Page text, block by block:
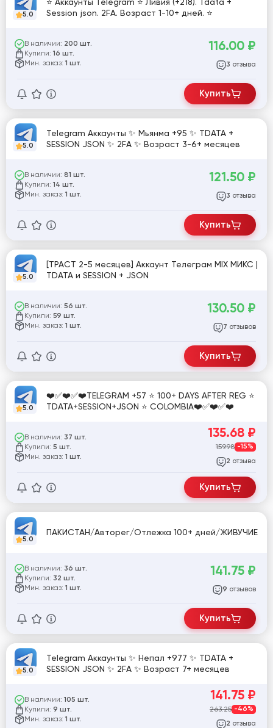
5.0
⭐ Аккаунты Telegram ⭐ Ливия (+218). Tdata +
Session json. 2FA. Возраст 1-10+ дней. ⭐
В наличии: 200 шт.
Купили: 16 шт.
Мин. заказ: 1 шт.
116.00 ₽
3 отзыва
Купить
5.0
Telegram Аккаунты ✨ Мьянма +95 ✨ TDATA +
SESSION JSON ✨ 2FA ✨ Возраст 3-6+ месяцев
В наличии: 81 шт.
Купили: 14 шт.
Мин. заказ: 1 шт.
121.50 ₽
3 отзыва
Купить
5.0
[ТРАСТ 2-5 месяцев] Аккаунт Телеграм MIX МИКС |
TDATA и SESSION + JSON
В наличии: 56 шт.
Купили: 59 шт.
Мин. заказ: 1 шт.
130.50 ₽
7 отзывов
Купить
5.0
❤️✅❤️✅❤️TELEGRAM +57 ⭐ 100+ DAYS AFTER REG ⭐
TDATA+SESSION+JSON ⭐ COLOMBIA❤️✅❤️✅❤️
В наличии: 37 шт.
Купили: 5 шт.
Мин. заказ: 1 шт.
135.68 ₽
159.98 -15%
2 отзыва
Купить
5.0
ПАКИСТАН/Авторег/Отлежка 100+ дней/ЖИВУЧИЕ
В наличии: 36 шт.
Купили: 32 шт.
Мин. заказ: 1 шт.
141.75 ₽
9 отзывов
Купить
5.0
Telegram Аккаунты ✨ Непал +977 ✨ TDATA +
SESSION JSON ✨ 2FA ✨ Возраст 7+ месяцев
В наличии: 105 шт.
Купили: 9 шт.
Мин. заказ: 1 шт.
141.75 ₽
263.25 -46%
2 отзыва